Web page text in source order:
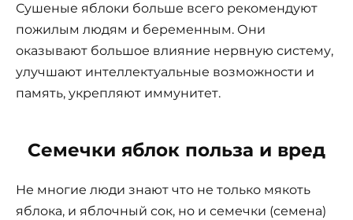
Сушеные яблоки больше всего рекомендуют
пожилым людям и беременным. Они
оказывают большое влияние нервную систему,
улучшают интеллектуальные возможности и
память, укрепляют иммунитет.
Семечки яблок польза и вред
Не многие люди знают что не только мякоть
яблока, и яблочный сок, но и семечки (семена)